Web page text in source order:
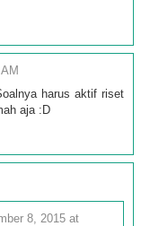
harus aktif riset
aja :D
8, 2015 at